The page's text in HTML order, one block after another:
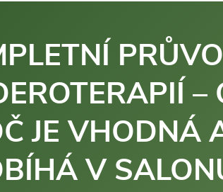
–
JE VHODNÁ
V